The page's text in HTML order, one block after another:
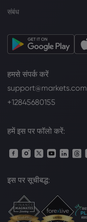
संबंध
हमसे संपर्क करें
support@markets.com
+12845680155
हमें इस पर फॉलो करें:
इस पर सूचीबद्ध: